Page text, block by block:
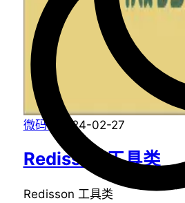
微码 2024-02-27
Redisson 工具类
Redisson 工具类